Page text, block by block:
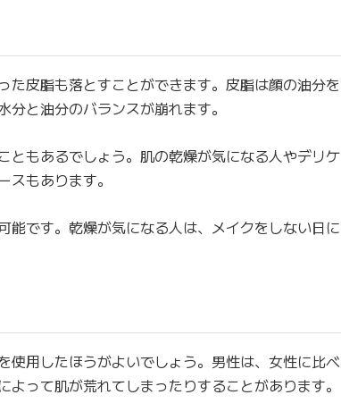
皮脂も落とすことができます。皮脂は顔の油分を
と油分のバランスが崩れます。
ともあるでしょう。肌の乾燥が気になる人やデリケ
もあります。
です。乾燥が気になる人は、メイクをしない日に
用したほうがよいでしょう。男性は、女性に比べ
って肌が荒れてしまったりすることがあります。